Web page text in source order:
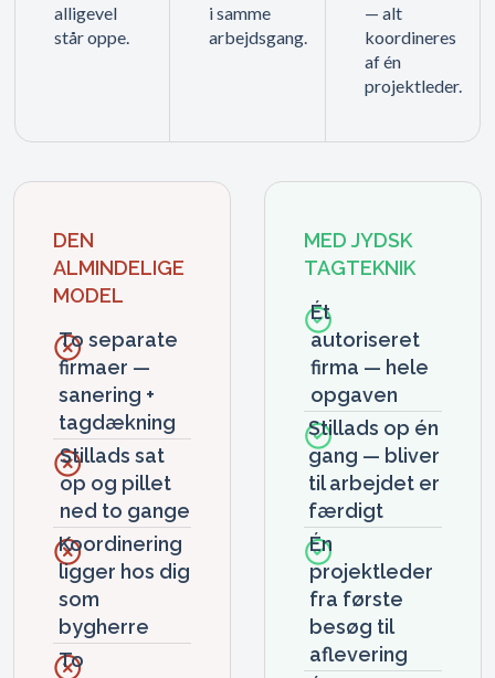
alligevel
står oppe.
i samme
arbejdsgang.
— alt
koordineres
af én
projektleder.
DEN
ALMINDELIGE
MODEL
To separate
firmaer —
sanering +
tagdækning
Stillads sat
op og pillet
ned to gange
Koordinering
ligger hos dig
som
bygherre
To
MED JYDSK
TAGTEKNIK
Ét
autoriseret
firma — hele
opgaven
Stillads op én
gang — bliver
til arbejdet er
færdigt
Én
projektleder
fra første
besøg til
aflevering